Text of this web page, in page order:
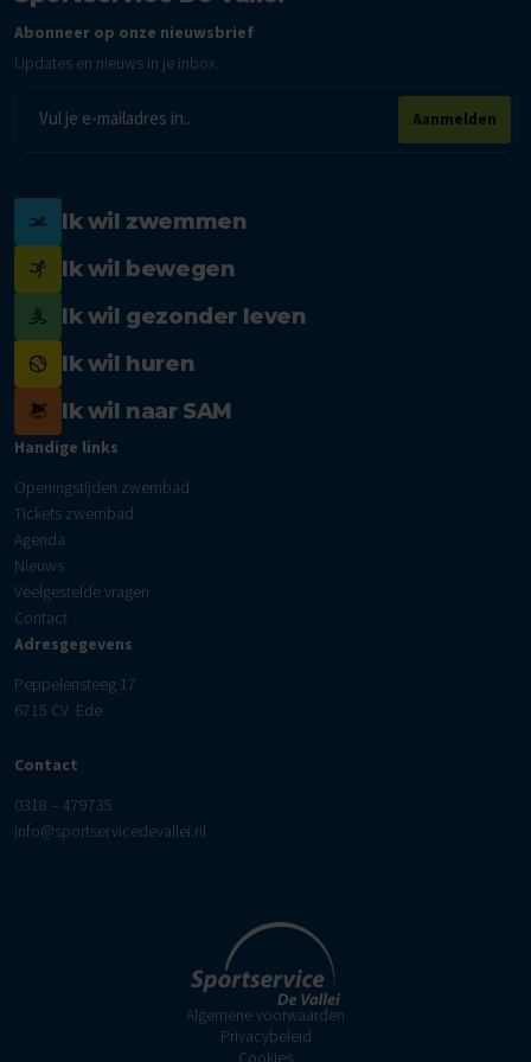
Abonneer op onze nieuwsbrief
Updates en nieuws in je inbox.
mailadres
Aanmelden
Ik wil zwemmen
Ik wil bewegen
Ik wil gezonder leven
Ik wil huren
Ik wil naar SAM
Handige links
Openingstijden zwembad
Tickets zwembad
Agenda
Nieuws
Veelgestelde vragen
Contact
Adresgegevens
Peppelensteeg 17
6715 CV Ede
Contact
0318 – 479735
info@sportservicedevallei.nl
Algemene voorwaarden
Privacybeleid